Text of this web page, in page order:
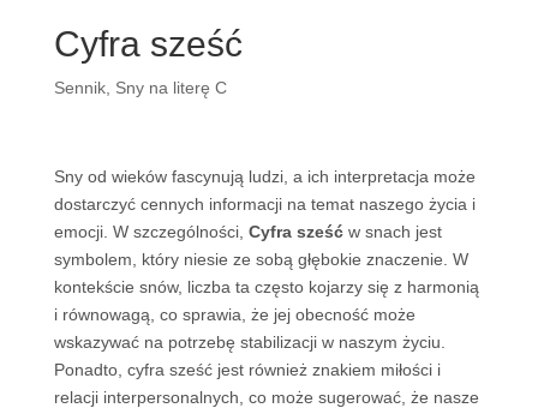
Cyfra sześć
Sennik, Sny na literę C
Sny od wieków fascynują ludzi, a ich interpretacja może
dostarczyć cennych informacji na temat naszego życia i
emocji. W szczególności, Cyfra sześćw snach jest
symbolem, który niesie ze sobą głębokie znaczenie. W
kontekście snów, liczba ta często kojarzy się z harmonią
i równowagą, co sprawia, że jej obecność może
wskazywać na potrzebę stabilizacji w naszym życiu.
Ponadto, cyfra sześć jest również znakiem miłości i
relacji interpersonalnych, co może sugerować, że nasze